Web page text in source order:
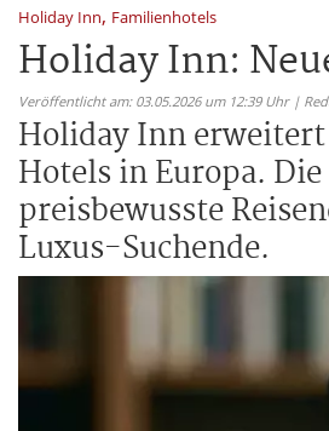
Holiday Inn, Familienhotels
Holiday Inn:
Veröffentlicht am: 03.05.2026 um 12:39 Uhr |
Holiday Inn
Hotels in Europa.
preisbewusste
Luxus-Suchende.